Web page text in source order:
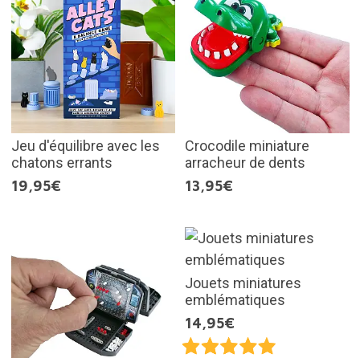
Jeu d'équilibre avec les
chatons errants
19,95€
Crocodile miniature
arracheur de dents
13,95€
Jouets miniatures
emblématiques
14,95€